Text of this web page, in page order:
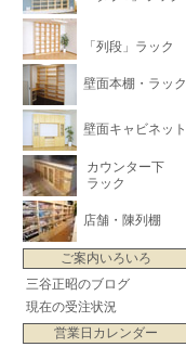
「列段」ラック
壁面本棚・ラック
壁面キャビネット
カウンター下
ラック
店舗・陳列棚
ご案内いろいろ
三谷正昭のブログ
現在の受注状況
営業日カレンダー